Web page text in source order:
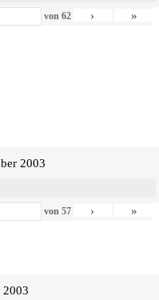
von 62 › »
2003
von 57 › »
2003